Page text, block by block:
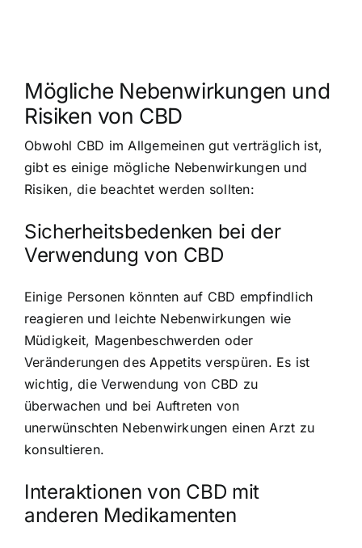
Mögliche Nebenwirkungen und
Risiken von CBD
Obwohl CBD im Allgemeinen gut verträglich ist,
gibt es einige mögliche Nebenwirkungen und
Risiken, die beachtet werden sollten:
Sicherheitsbedenken bei der
Verwendung von CBD
Einige Personen könnten auf CBD empfindlich
reagieren und leichte Nebenwirkungen wie
Müdigkeit, Magenbeschwerden oder
Veränderungen des Appetits verspüren. Es ist
wichtig, die Verwendung von CBD zu
überwachen und bei Auftreten von
unerwünschten Nebenwirkungen einen Arzt zu
konsultieren.
Interaktionen von CBD mit
anderen Medikamenten